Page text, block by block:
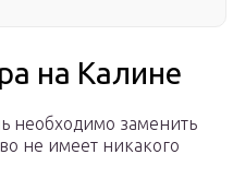
на Калине
необходимо заменить
не имеет никакого